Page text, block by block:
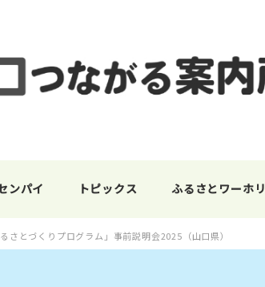
ンパイ トピックス ふるさとワーホリ
さとづくりプログラム」事前説明会2025（山口県）